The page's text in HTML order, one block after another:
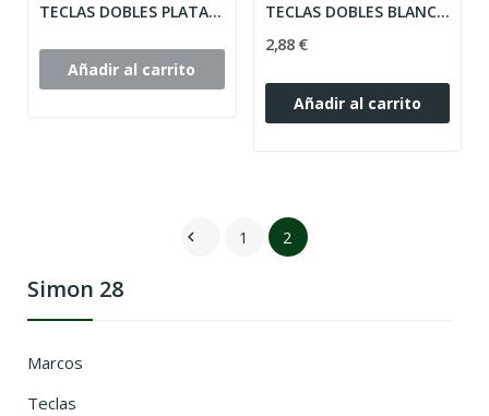
Simon 28
Marcos
Teclas
TECLAS DOBLES PLATA PERSIANA SIMON 28 ref:...
Añadir al carrito
TECLAS DOBLES BLANCO NIEVE PERSIANA SIMON 28...
2,88 €
Añadir al carrito
 1 2